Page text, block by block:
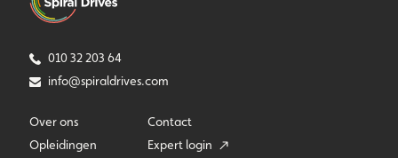
010 32 203 64
info@spiraldrives.com
Over ons
Opleidingen
Contact
Expert login